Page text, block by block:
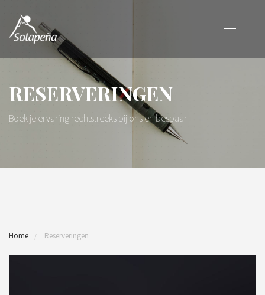
RESERVERINGEN
Boek je ervaring rechtstreeks bij ons en bespaar
Home Reserveringen